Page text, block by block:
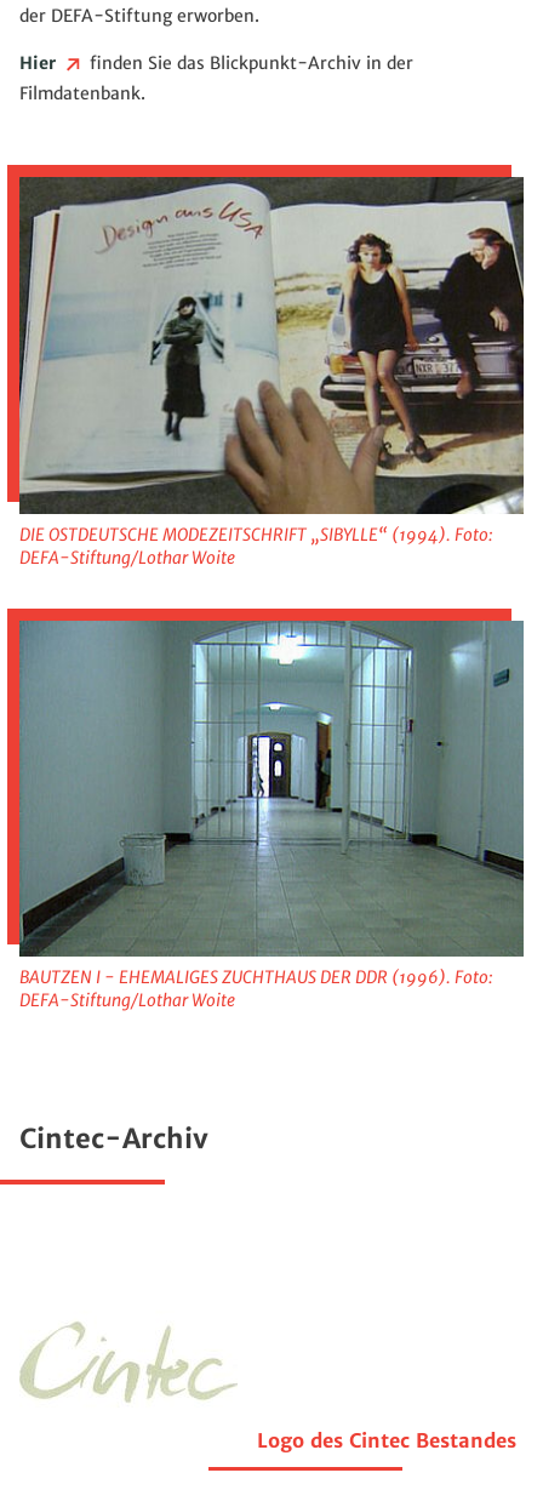
der DEFA-Stiftung erworben.
Hier
finden Sie das Blickpunkt-Archiv in der
Filmdatenbank.
DIE OSTDEUTSCHE MODEZEITSCHRIFT „SIBYLLE“ (1994). Foto:
DEFA-Stiftung/Lothar Woite
BAUTZEN I - EHEMALIGES ZUCHTHAUS DER DDR (1996). Foto:
DEFA-Stiftung/Lothar Woite
Cintec-Archiv
Logo des Cintec Bestandes